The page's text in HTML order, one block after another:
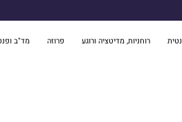
רוחניות, מדיטציה ורוגע פרוזה מד"ב